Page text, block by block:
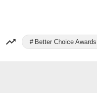
Better Choice